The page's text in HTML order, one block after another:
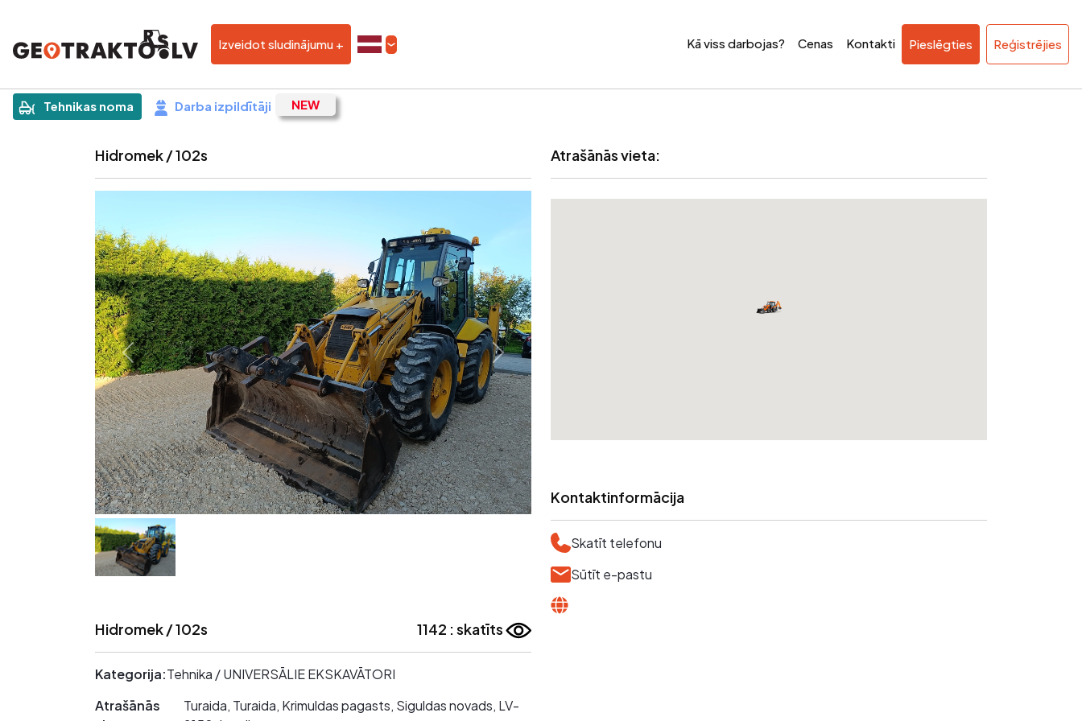
Izveidot sludinājumu + Kā viss darbojas? Cenas Kontakti Pieslēgties Reģistrējies
Tehnikas noma Darba izpildītāji
|Sludinājums
Hidromek / 102s
Hidromek / 102s 1142 : skatīts
Kategorija:Tehnika / UNIVERSĀLIE EKSKAVĀTORI
Atrašānās
Turaida, Turaida, Krimuldas pagasts, Siguldas novads, LV-
Atrašānās vieta:
Kontaktinformācija
Skatīt telefonu
Sūtīt e-pastu